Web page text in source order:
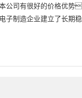
司有很好的价格优势
制造企业建立了长期